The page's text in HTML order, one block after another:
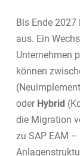
Bis Ende
aus. Ein
Unternehmen
können
oder Hybrid
die Migration
zu SAP EAM